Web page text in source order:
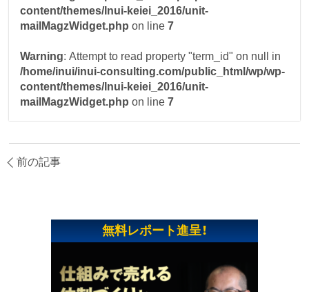
content/themes/Inui-keiei_2016/unit-
mailMagzWidget.php on line7
Warning : Attempt to read property "term_id" on null in
/home/inui/inui-consulting.com/public_html/wp/wp-
content/themes/Inui-keiei_2016/unit-
mailMagzWidget.php on line7
前の記事
無料レポート進呈！